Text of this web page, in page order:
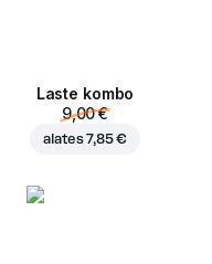
Laste kombo
9,00 €
alates7,85 €